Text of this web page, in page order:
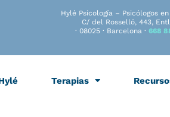
Hylé Psicología – Psicólogos
C/ del Rosselló, 443,
· 08025 · Barcelona · 668
Terapias